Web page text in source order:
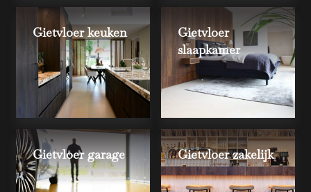
Gietvloer keuken
Gietvloer
slaapkamer
Gietvloer garage Gietvloer zakelijk